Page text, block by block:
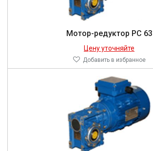
Мотор-редуктор PC 63
Цену уточняйте
Добавить в избранное